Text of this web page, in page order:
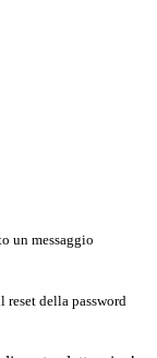
un messaggio
reset della password